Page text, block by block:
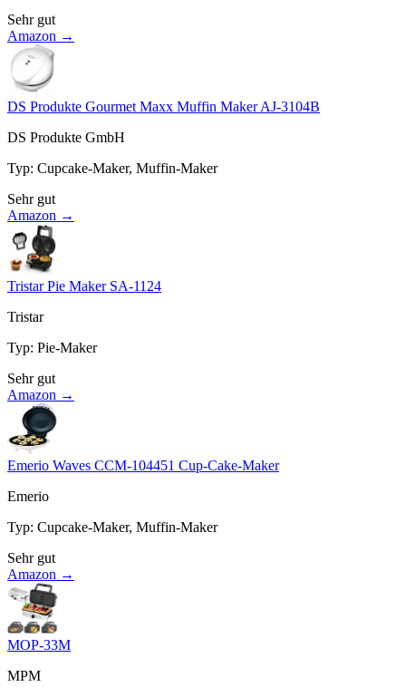
Sehr gut
Amazon →
DS Produkte Gourmet Maxx Muffin Maker AJ-3104B
DS Produkte GmbH
Typ: Cupcake-Maker, Muffin-Maker
Sehr gut
Amazon →
Tristar Pie Maker SA-1124
Tristar
Typ: Pie-Maker
Sehr gut
Amazon →
Emerio Waves CCM-104451 Cup-Cake-Maker
Emerio
Typ: Cupcake-Maker, Muffin-Maker
Sehr gut
Amazon →
MOP-33M
MPM